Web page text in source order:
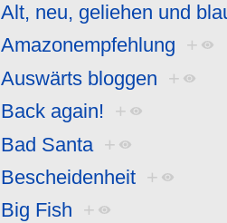
Alt, neu, geliehen und
Amazonempfehlung +
Auswärts bloggen +
Back again! +
Bad Santa +
Bescheidenheit +
Big Fish +